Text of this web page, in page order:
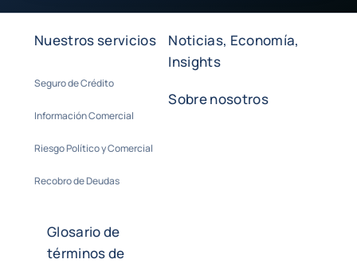
Nuestros servicios
Seguro de Crédito
Información Comercial
Riesgo Político y Comercial
Recobro de Deudas
Noticias, Economía,
Insights
Sobre nosotros
Glosario de
términos de